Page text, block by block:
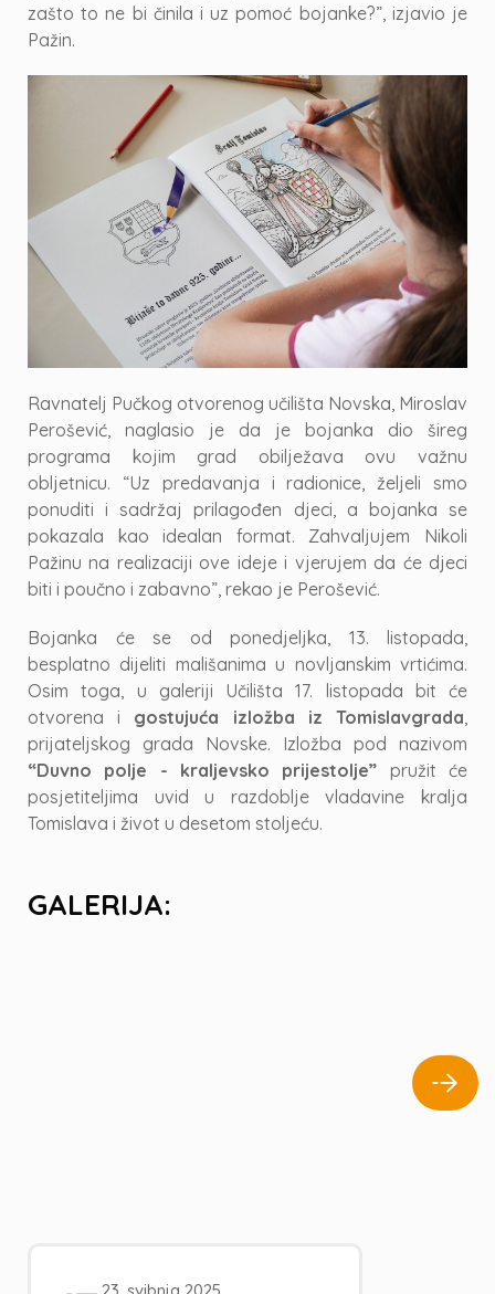
zašto to ne bi činila i uz pomoć bojanke?”, izjavio je
Pažin.
Ravnatelj Pučkog otvorenog učilišta Novska, Miroslav
Perošević, naglasio je da je bojanka dio šireg
programa kojim grad obilježava ovu važnu
obljetnicu. “Uz predavanja i radionice, željeli smo
ponuditi i sadržaj prilagođen djeci, a bojanka se
pokazala kao idealan format. Zahvaljujem Nikoli
Pažinu na realizaciji ove ideje i vjerujem da će djeci
biti i poučno i zabavno”, rekao je Perošević.
Bojanka će se od ponedjeljka, 13. listopada,
besplatno dijeliti mališanima u novljanskim vrtićima.
Osim toga, u galeriji Učilišta 17. listopada bit će
otvorena i gostujuća izložba iz Tomislavgrada,
prijateljskog grada Novske. Izložba pod nazivom
“Duvno polje - kraljevsko prijestolje” pružit će
posjetiteljima uvid u razdoblje vladavine kralja
Tomislava i život u desetom stoljeću.
GALERIJA: